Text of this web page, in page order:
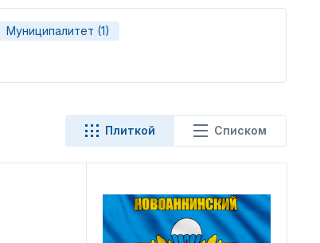
Муниципалитет (1)
Плиткой Списком